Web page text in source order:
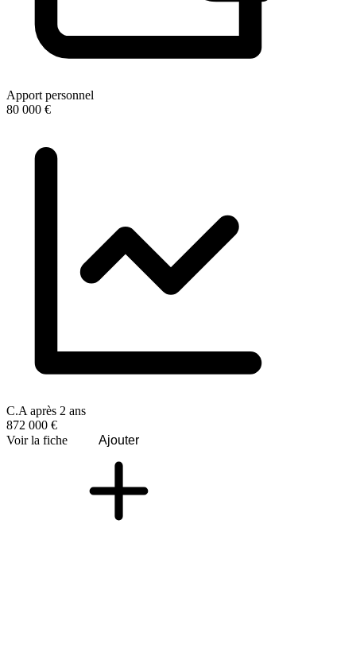
Apport personnel
80 000 €
C.A après 2 ans
872 000 €
Voir la fiche
Ajouter